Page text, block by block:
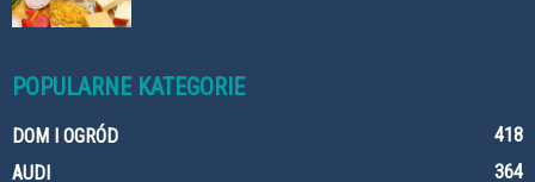
POPULARNE KATEGORIE
DOM I OGRÓD
418
AUDI
364